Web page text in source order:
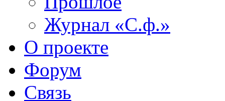
Журнал «С.ф.»
О проекте
Форум
Связь